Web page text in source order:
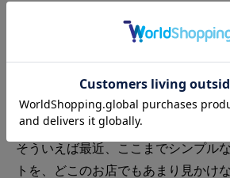
スカートは、素材の風合いを活かす
くごくシンプルなデザインに。
あくまで“日常”で着られることを意
ー感が残る膝下丈のスカートを作りま
そういえば最近、ここまでシンプル
トを、どこのお店でもあまり見かけ